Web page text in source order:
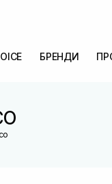
БРЕНДИ